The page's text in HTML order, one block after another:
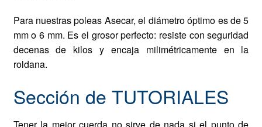
Para nuestras poleas Asecar, el diámetro óptimo es de5
mmo 6 mm. Es el grosor perfecto: resiste con seguridad
decenas de kilos y encaja milimétricamente en la
roldana.
Sección de TUTORIALES